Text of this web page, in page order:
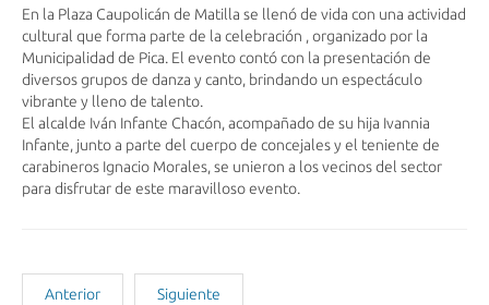
En la Plaza Caupolicán de Matilla se llenó de vida con una actividad
cultural que forma parte de la celebración , organizado por la
Municipalidad de Pica. El evento contó con la presentación de
diversos grupos de danza y canto, brindando un espectáculo
vibrante y lleno de talento.
El alcalde Iván Infante Chacón, acompañado de su hija Ivannia
Infante, junto a parte del cuerpo de concejales y el teniente de
carabineros Ignacio Morales, se unieron a los vecinos del sector
para disfrutar de este maravilloso evento.
Anterior Siguiente